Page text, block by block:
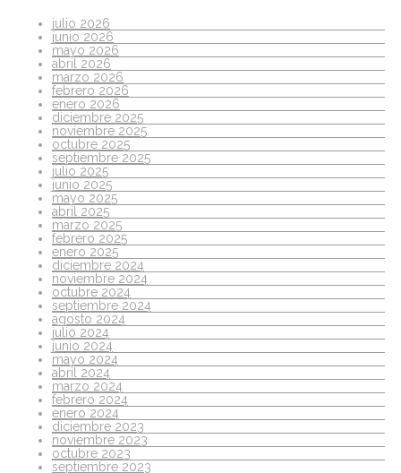
julio 2026
junio 2026
mayo 2026
abril 2026
marzo 2026
febrero 2026
enero 2026
diciembre 2025
noviembre 2025
octubre 2025
septiembre 2025
julio 2025
junio 2025
mayo 2025
abril 2025
marzo 2025
febrero 2025
enero 2025
diciembre 2024
noviembre 2024
octubre 2024
septiembre 2024
agosto 2024
julio 2024
junio 2024
mayo 2024
abril 2024
marzo 2024
febrero 2024
enero 2024
diciembre 2023
noviembre 2023
octubre 2023
septiembre 2023